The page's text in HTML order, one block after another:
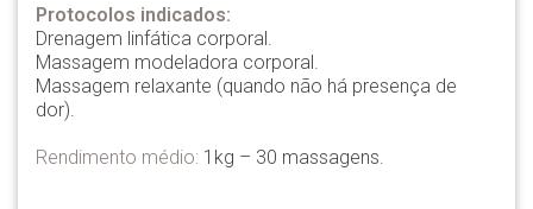
Protocolos indicados:
Drenagem linfática corporal.
Massagem modeladora corporal.
Massagem relaxante (quando não há presença de
dor).
Rendimento médio: 1kg – 30 massagens.